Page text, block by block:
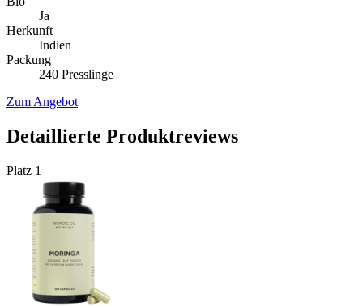
Ja
Herkunft
Indien
Packung
240 Presslinge
Zum Angebot
Detaillierte Produktreviews
Platz 1